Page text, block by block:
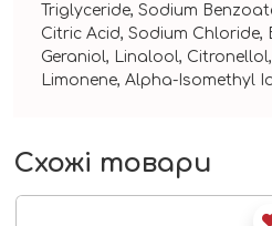
Triglyceride, Sodium
Citric Acid, Sodium Chloride,
Geraniol, Linalool,
Limonene, Alpha-Isomethyl
Схожі товари